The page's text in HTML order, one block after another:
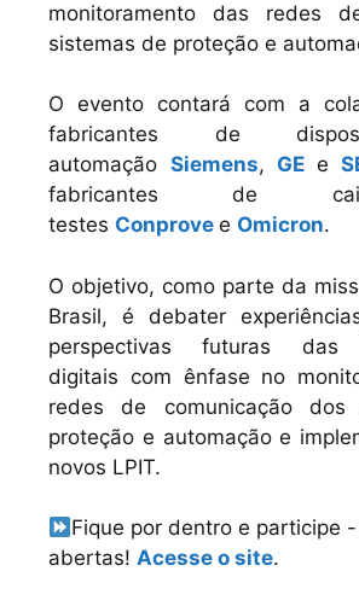
monitoramento das redes
sistemas de proteção e
O evento contará com a
fabricantes de
automação Siemens, GE e
fabricantes de
testes Conprove e Omicron.
O objetivo, como parte da
Brasil, é debater
perspectivas futuras das
digitais com ênfase no
redes de comunicação dos
proteção e automação e
novos LPIT.
Fique por dentro e participe
abertas! Acesse o site.